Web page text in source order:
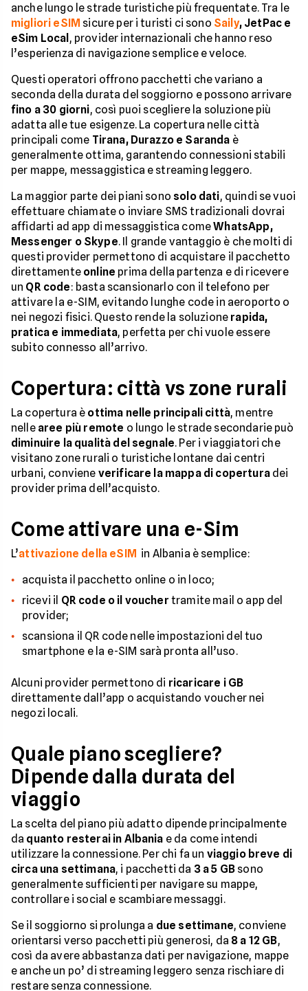
anche lungo le strade turistiche più frequentate. Tra le
migliori eSIM sicure per i turisti ci sono Saily, JetPac e
eSim Local , provider internazionali che hanno reso
l’esperienza di navigazione semplice e veloce.
Questi operatori offrono pacchetti che variano a
seconda della durata del soggiorno e possono arrivare
fino a 30 giorni, così puoi scegliere la soluzione più
adatta alle tue esigenze. La copertura nelle città
principali come Tirana, Durazzo e Saranda è
generalmente ottima, garantendo connessioni stabili
per mappe, messaggistica e streaming leggero.
La maggior parte dei piani sono solo dati, quindi se vuoi
effettuare chiamate o inviare SMS tradizionali dovrai
affidarti ad app di messaggistica comeWhatsApp,
Messenger o Skype. Il grande vantaggio è che molti di
questi provider permettono di acquistare il pacchetto
direttamente online prima della partenza e di ricevere
un QR code: basta scansionarlo con il telefono per
attivare la e-SIM, evitando lunghe code in aeroporto o
nei negozi fisici. Questo rende la soluzione rapida,
pratica e immediata, perfetta per chi vuole essere
subito connesso all’arrivo.
Copertura: città vs zone rurali
La copertura è ottima nelle principali città, mentre
nelle aree più remote o lungo le strade secondarie può
diminuire la qualità del segnale. Per i viaggiatori che
visitano zone rurali o turistiche lontane dai centri
urbani, conviene verificare la mappa di coperturadei
provider prima dell’acquisto.
Come attivare una e-Sim
L’attivazione della eSIM in Albania è semplice:
acquista il pacchetto online o in loco;
ricevi il QR code o il voucher tramite mail o app del
provider;
scansiona il QR code nelle impostazioni del tuo
smartphone e la e-SIM sarà pronta all’uso.
Alcuni provider permettono di ricaricare i GB
direttamente dall’app o acquistando voucher nei
negozi locali.
Quale piano scegliere?
Dipende dalla durata del
viaggio
La scelta del piano più adatto dipende principalmente
da quanto resterai in Albania e da come intendi
utilizzare la connessione. Per chi fa un viaggio breve di
circa una settimana, i pacchetti da 3 a 5 GB sono
generalmente sufficienti per navigare su mappe,
controllare i social e scambiare messaggi.
Se il soggiorno si prolunga a due settimane, conviene
orientarsi verso pacchetti più generosi, da 8 a 12 GB,
così da avere abbastanza dati per navigazione, mappe
e anche un po’ di streaming leggero senza rischiare di
restare senza connessione.